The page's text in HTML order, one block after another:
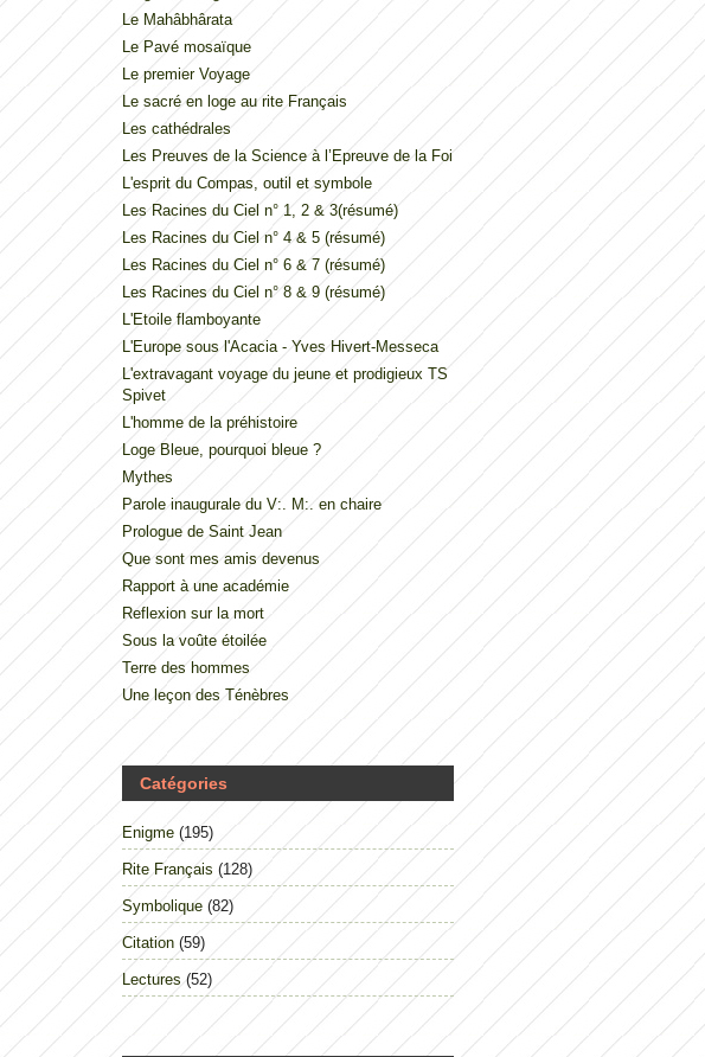
Le Mahâbhârata
Le Pavé mosaïque
Le premier Voyage
Le sacré en loge au rite Français
Les cathédrales
Les Preuves de la Science à l’Epreuve de la Foi
L'esprit du Compas, outil et symbole
Les Racines du Ciel n° 1, 2 & 3(résumé)
Les Racines du Ciel n° 4 & 5 (résumé)
Les Racines du Ciel n° 6 & 7 (résumé)
Les Racines du Ciel n° 8 & 9 (résumé)
L'Etoile flamboyante
L'Europe sous l'Acacia - Yves Hivert-Messeca
L'extravagant voyage du jeune et prodigieux TS
Spivet
L'homme de la préhistoire
Loge Bleue, pourquoi bleue ?
Mythes
Parole inaugurale du V:. M:. en chaire
Prologue de Saint Jean
Que sont mes amis devenus
Rapport à une académie
Reflexion sur la mort
Sous la voûte étoilée
Terre des hommes
Une leçon des Ténèbres
Catégories
Enigme (195)
Rite Français (128)
Symbolique (82)
Citation (59)
Lectures (52)